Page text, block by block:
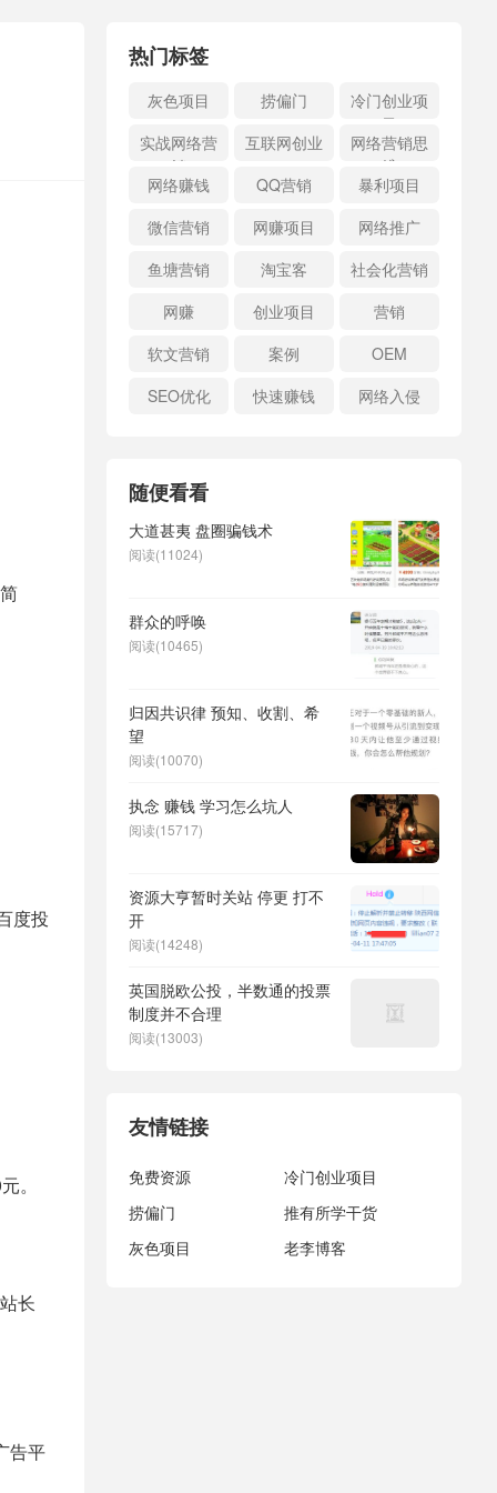
度投
。
长
告平
热门标签
灰色项目 捞偏门
冷门创业项
目
实战网络营
销
互联网创业
网络营销思
维
网络赚钱
QQ营销
暴利项目
微信营销
网赚项目
网络推广
鱼塘营销
淘宝客
社会化营销
网赚
创业项目
营销
软文营销
案例
OEM
SEO优化
快速赚钱 网络入侵
随便看看
大道甚夷 盘圈骗钱术
阅读(11024)
群众的呼唤
阅读(10465)
归因共识律 预知、收割、希
望
阅读(10070)
执念 赚钱 学习怎么坑人
阅读(15717)
资源大亨暂时关站 停更 打不
开
阅读(14248)
英国脱欧公投，半数通的投票
制度并不合理
阅读(13003)
友情链接
免费资源
冷门创业项目
捞偏门
推有所学干货
灰色项目
老李博客